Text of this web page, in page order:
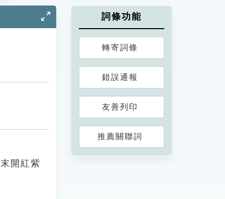
開紅紫
詞條功能
轉寄詞條
錯誤通報
友善列印
推薦關聯詞